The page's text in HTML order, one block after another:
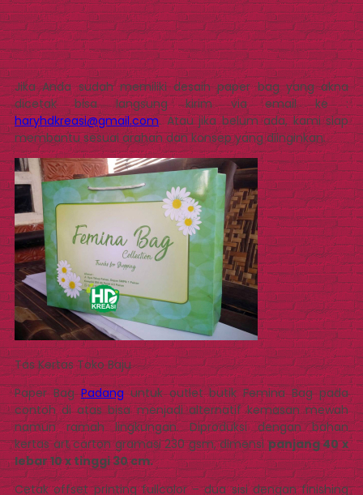
Jika Anda sudah memiliki desain paper bag yang akna
dicetak bisa langsung kirim via email ke :
haryhdkreasi@gmail.com. Atau jika belum ada, kami siap
membantu sesuai arahan dan konsep yang diinginkan.
Tas Kertas Toko Baju
Paper BagPadanguntuk outlet butik Femina Bag pada
contoh di atas bisa menjadi alternatif kemasan mewah
namun ramah lingkungan. Diproduksi dengan bahan
kertas art carton gramasi 230 gsm, dimensipanjang 40 x
lebar 10 x tinggi 30 cm.
Cetak offset printing fullcolor – dua sisi dengan finishing